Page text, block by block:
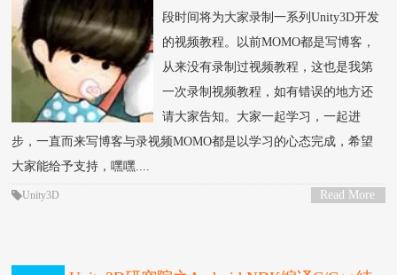
段时间将为大家录制一系列Unity3D开发
的视频教程。以前MOMO都是写博客，
从来没有录制过视频教程，这也是我第
一次录制视频教程，如有错误的地方还
请大家告知。大家一起学习，一起进
步，一直而来写博客与录视频MOMO都是以学习的心态完成，希望
大家能给予支持，嘿嘿....
Read More
Unity3D